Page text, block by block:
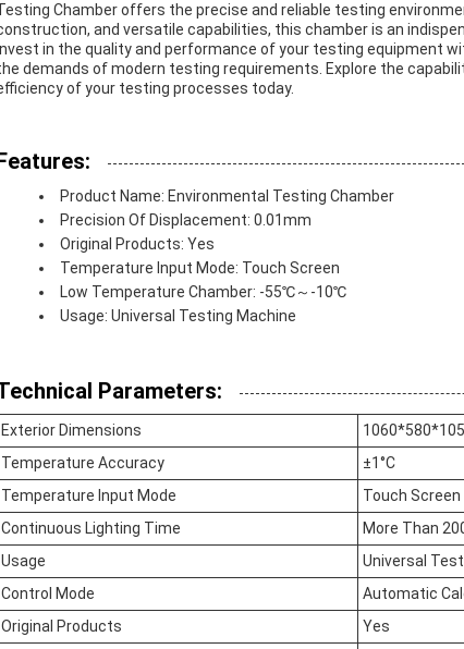
Chamber offers the precise and reliable testing
and versatile capabilities, this chamber is an
in the quality and performance of your testing equipment
demands of modern testing requirements. Explore the
of your testing processes today.
Product Name: Environmental Testing Chamber
Precision Of Displacement: 0.01mm
Original Products: Yes
Temperature Input Mode: Touch Screen
Low Temperature Chamber: -55℃～-10℃
Usage: Universal Testing Machine
Parameters:
Exterior Dimensions
Temperature Accuracy
±1°C
Temperature Input Mode
Touch Screen
Continuous Lighting Time
More Than
Usage
Universal
Control Mode
Automatic
Original Products
Yes